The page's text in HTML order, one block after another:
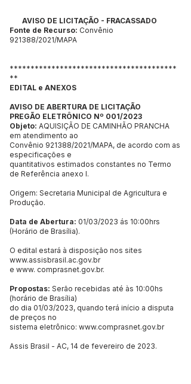
AVISO DE LICITAÇÃO - FRACASSADO
Fonte de Recurso: Convênio
921388/2021/MAPA
****************************************
**
EDITAL e ANEXOS
AVISO DE ABERTURA DE LICITAÇÃO
PREGÃO ELETRÔNICO Nº 001/2023
Objeto: AQUISIÇÃO DE CAMINHÃO PRANCHA
em atendimento ao
Convênio 921388/2021/MAPA, de acordo com as
especificações e
quantitativos estimados constantes no Termo
de Referência anexo I.
Origem: Secretaria Municipal de Agricultura e
Produção.
Data de Abertura: 01/03/2023 ás 10:00hrs
(Horário de Brasília).
O edital estará à disposição nos sites
www.assisbrasil.ac.gov.br
e www. comprasnet.gov.br.
Propostas: Serão recebidas até às 10:00hs
(horário de Brasília)
do dia 01/03/2023, quando terá início a disputa
de preços no
sistema eletrônico: www.comprasnet.gov.br
Assis Brasil - AC, 14 de fevereiro de 2023.